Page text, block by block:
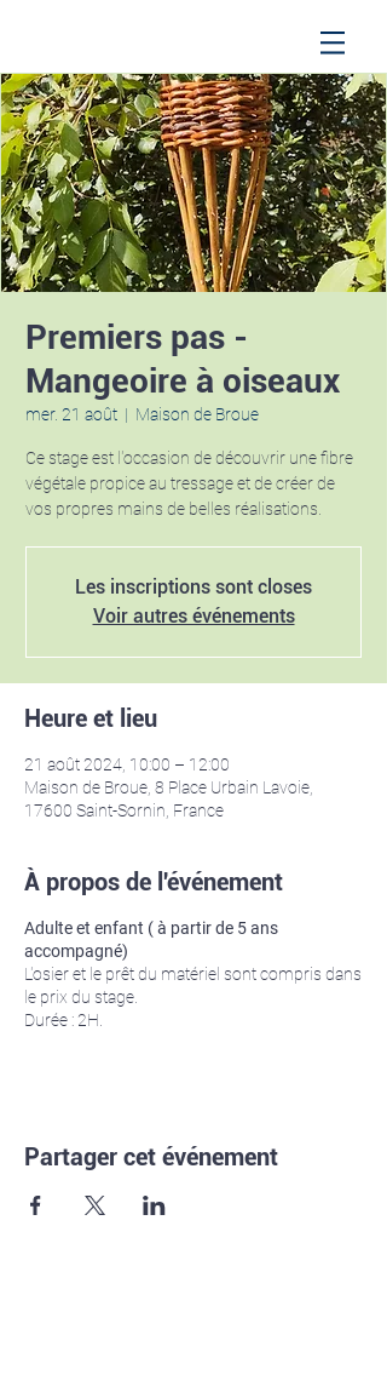
Premiers pas -
Mangeoire à oiseaux
mer. 21 août
  |
Maison de Broue
Ce stage est l'occasion de découvrir une fibre
végétale propice au tressage et de créer de
vos propres mains de belles réalisations.
Les inscriptions sont closes
Voir autres événements
Heure et lieu
21 août 2024, 10:00 – 12:00
Maison de Broue, 8 Place Urbain Lavoie,
17600 Saint-Sornin, France
À propos de l'événement
Adulte et enfant ( à partir de 5 ans
accompagné)
L'osier et le prêt du matériel sont compris dans
le prix du stage.
Durée : 2H.
Partager cet événement